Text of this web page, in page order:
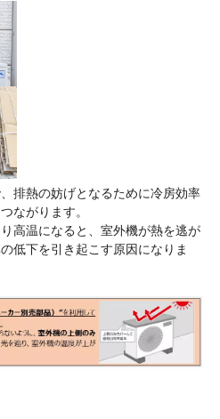
排熱の妨げとなるために冷房効率
ながります。
高温になると、室外機が熱を逃が
低下を引き起こす原因になりま